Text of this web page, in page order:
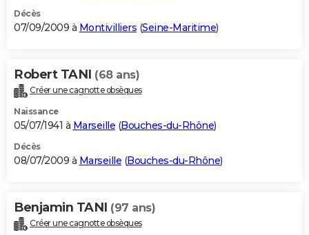
Décès
07/09/2009 à Montivilliers (Seine-Maritime)
Robert TANI (68 ans)
Créer une cagnotte obsèques
Naissance
05/07/1941 à Marseille (Bouches-du-Rhône)
Décès
08/07/2009 à Marseille (Bouches-du-Rhône)
Benjamin TANI (97 ans)
Créer une cagnotte obsèques